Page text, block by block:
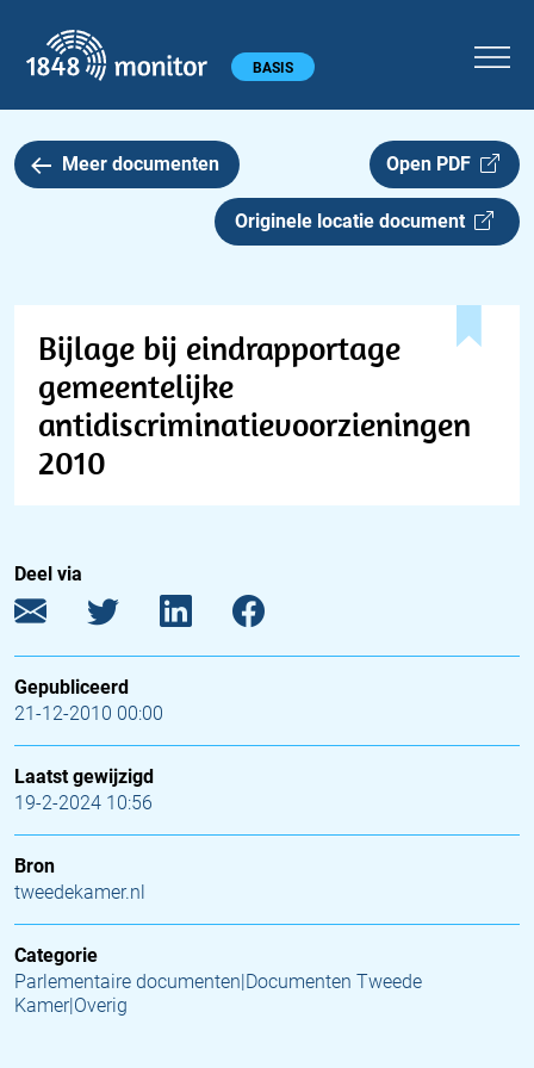
Hoofdmenu BASIS
Meer documenten Open PDF
Originele locatie document
Bijlage bij eindrapportage
gemeentelijke
antidiscriminatievoorzieningen
2010
Deel via
Gepubliceerd
21-12-2010 00:00
Laatst gewijzigd
19-2-2024 10:56
Bron
tweedekamer.nl
Categorie
Parlementaire documenten|Documenten Tweede
Kamer|Overig